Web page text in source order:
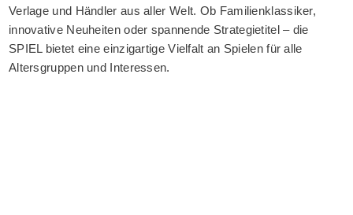
Verlage und Händler aus aller Welt. Ob Familienklassiker,
innovative Neuheiten oder spannende Strategietitel – die
SPIEL bietet eine einzigartige Vielfalt an Spielen für alle
Altersgruppen und Interessen.